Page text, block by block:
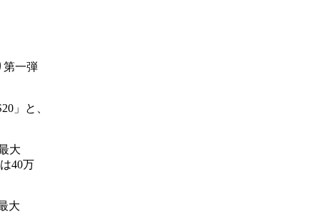
第一弾
」と、
大
40万
大